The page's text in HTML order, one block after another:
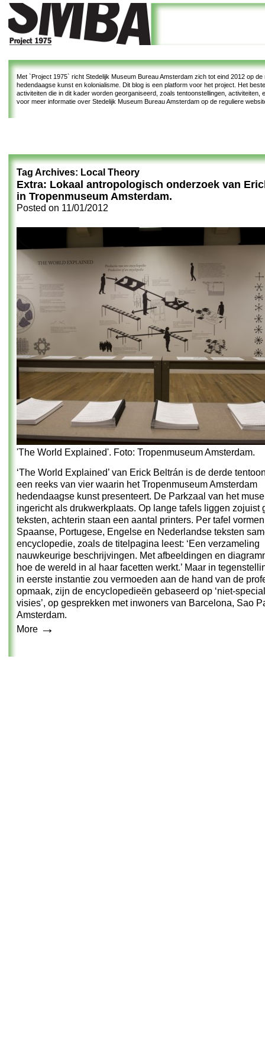
Met `Project 1975` richt Stedelijk Museum Bureau Amsterdam zich tot eind 2012 op
hedendaagse kunst en kolonialisme. Dit blog is een platform voor het project. Het
activiteiten die in dit kader worden georganiseerd, zoals tentoonstellingen,
voor meer informatie over Stedelijk Museum Bureau Amsterdam op de reguliere
Tag Archives: Local Theory
Extra: Lokaal antropologisch onderzoek van
in Tropenmuseum Amsterdam.
Posted on 11/01/2012
'The World Explained'. Foto: Tropenmuseum Amsterdam.
‘The World Explained’ van Erick Beltrán is de derde
een reeks van vier waarin het Tropenmuseum Amsterdam
hedendaagse kunst presenteert. De Parkzaal van het
ingericht als drukwerkplaats. Op lange tafels liggen zojuist
teksten, achterin staan een aantal printers. Per tafel
Spaanse, Portugese, Engelse en Nederlandse teksten
encyclopedie, zoals de titelpagina leest: ‘Een verzameling
nauwkeurige beschrijvingen. Met afbeeldingen en
hoe de wereld in al haar facetten werkt.’ Maar in
in eerste instantie zou vermoeden aan de hand van de
opmaak, zijn de encyclopedieën gebaseerd op ‘niet-
visies’, op gesprekken met inwoners van Barcelona, Sao
Amsterdam.
More →